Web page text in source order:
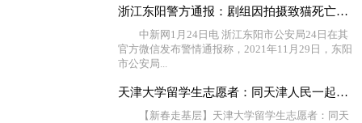
浙江东阳警方通报：剧组因拍摄致猫死亡等事实不成立
中新网1月24日电 浙江东阳市公安局24日在其
官方微信发布警情通报称，2021年11月29日，东阳
市公安局...
天津大学留学生志愿者：同天津人民一起守护共同的家园
【新春走基层】天津大学留学生志愿者：同天